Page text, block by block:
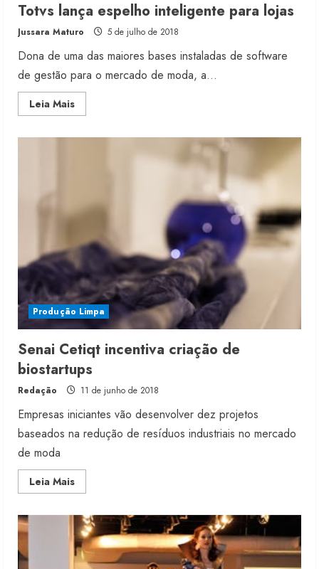
Totvs lança espelho inteligente para lojas
Jussara Maturo 5 de julho de 2018
Dona de uma das maiores bases instaladas de software
de gestão para o mercado de moda, a...
Leia MaisRead
more
Produção Limpa
Senai Cetiqt incentiva criação de
biostartups
Redação 11 de junho de 2018
Empresas iniciantes vão desenvolver dez projetos
baseados na redução de resíduos industriais no mercado
de moda
Leia MaisRead
more
Cetiqt
incentiva
criação
de
biostartups